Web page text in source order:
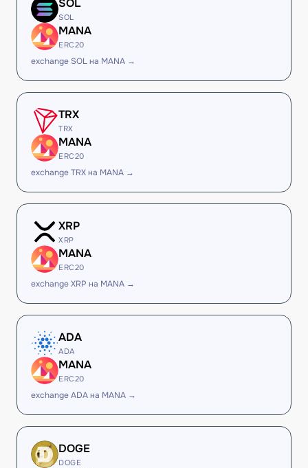
SOL
SOL
MANA
ERC20
exchange SOL на MANA →
TRX
TRX
MANA
ERC20
exchange TRX на MANA →
XRP
XRP
MANA
ERC20
exchange XRP на MANA →
ADA
ADA
MANA
ERC20
exchange ADA на MANA →
DOGE
DOGE